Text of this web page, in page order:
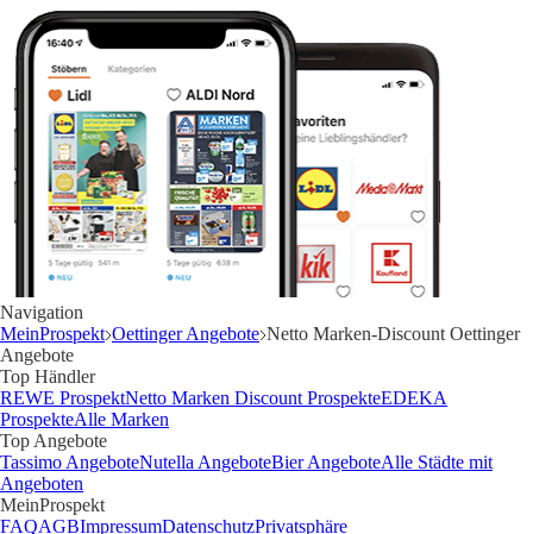
Navigation
MeinProspekt Oettinger Angebote Netto Marken-Discount Oettinger
Angebote
Top Händler
REWE ProspektNetto Marken Discount ProspekteEDEKA
ProspekteAlle Marken
Top Angebote
Tassimo AngeboteNutella AngeboteBier AngeboteAlle Städte mit
Angeboten
MeinProspekt
FAQAGBImpressumDatenschutzPrivatsphäre